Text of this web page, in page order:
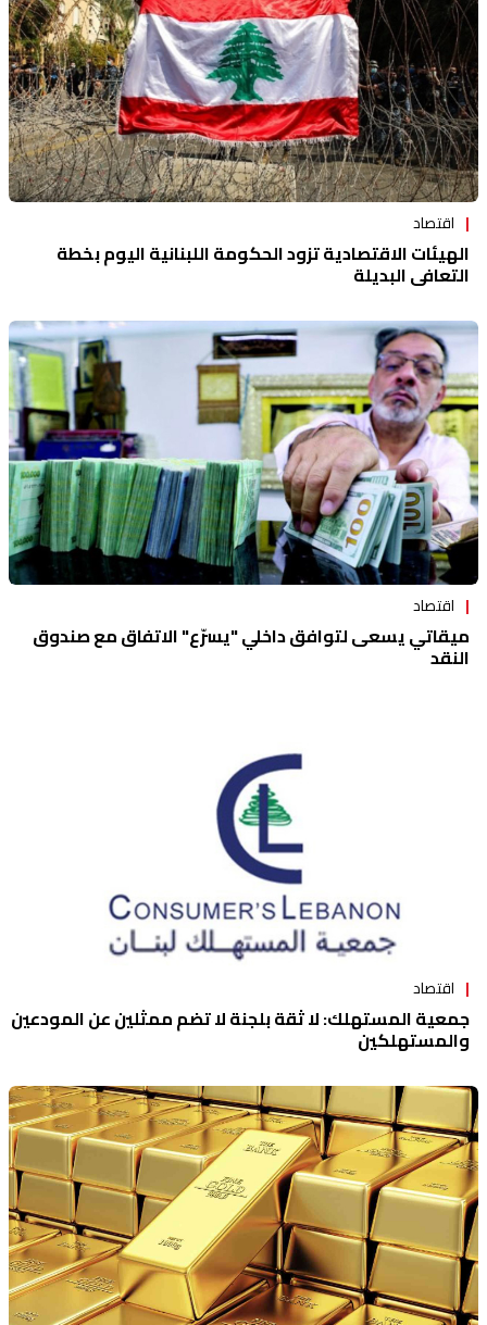
اقتصاد
الهيئات الاقتصادية تزود الحكومة اللبنانية اليوم بخطة
التعافي البديلة
اقتصاد
ميقاتي يسعى لتوافق داخلي "يسرّع" الاتفاق مع صندوق
النقد
اقتصاد
جمعية المستهلك: لا ثقة بلجنة لا تضم ممثلين عن المودعين
والمستهلكين